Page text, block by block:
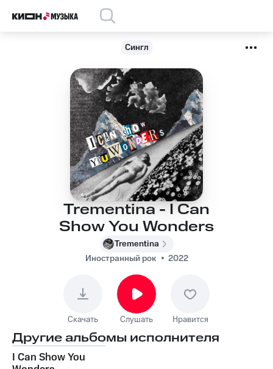
Сингл
Trementina - I Can
Show You Wonders
Trementina
Иностранный рок
2022
Скачать Слушать Нравится
Другие альбомы исполнителя
I Can Show You